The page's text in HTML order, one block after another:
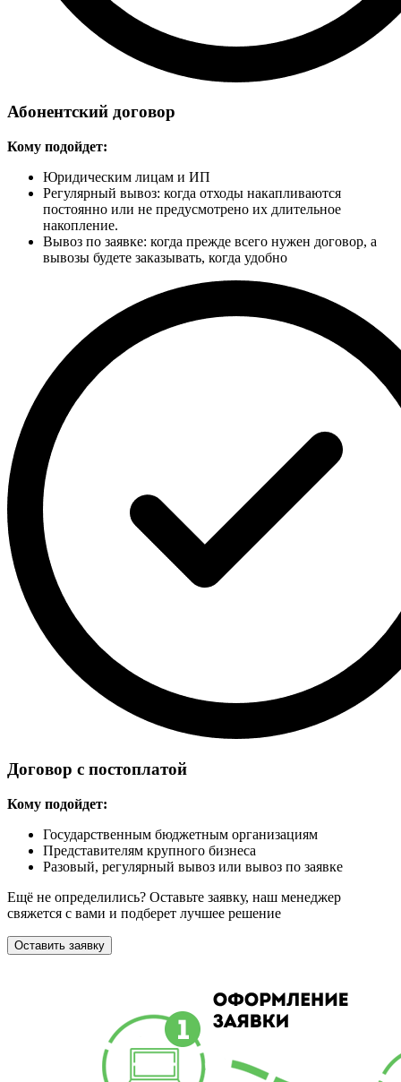
Абонентский договор
Кому подойдет:
Юридическим лицам и ИП
Регулярный вывоз: когда отходы накапливаются
постоянно или не предусмотрено их длительное
накопление.
Вывоз по заявке: когда прежде всего нужен договор, а
вывозы будете заказывать, когда удобно
Договор с постоплатой
Кому подойдет:
Государственным бюджетным организациям
Представителям крупного бизнеса
Разовый, регулярный вывоз или вывоз по заявке
Ещё не определились? Оставьте заявку, наш менеджер
свяжется с вами и подберет лучшее решение
Оставить заявку